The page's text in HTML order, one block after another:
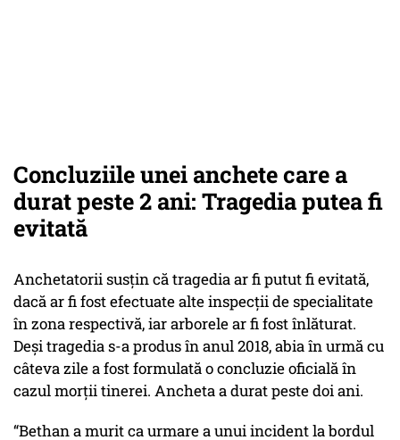
Concluziile unei anchete care a
durat peste 2 ani: Tragedia putea fi
evitată
Anchetatorii susțin că tragedia ar fi putut fi evitată,
dacă ar fi fost efectuate alte inspecţii de specialitate
în zona respectivă, iar arborele ar fi fost înlăturat.
Deși tragedia s-a produs în anul 2018, abia în urmă cu
câteva zile a fost formulată o concluzie oficială în
cazul morţii tinerei. Ancheta a durat peste doi ani.
“Bethan a murit ca urmare a unui incident la bordul